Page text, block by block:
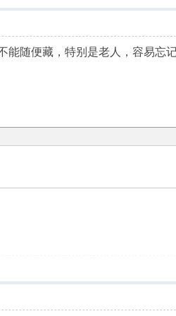
随便藏，特别是老人，容易忘记